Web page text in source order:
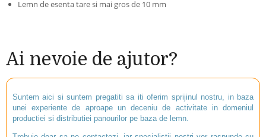
Lemn de esenta tare si mai gros de 10 mm
Ai nevoie de ajutor?
Suntem aici si suntem pregatiti sa iti oferim sprijinul nostru, in baza
unei experiente de aproape un deceniu de activitate in domeniul
productiei si distributiei panourilor pe baza de lemn.